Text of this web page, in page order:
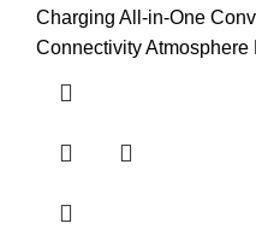
Charging All-in-One
Connectivity